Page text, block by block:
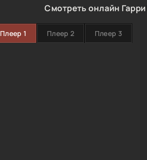
Смотреть онлайн
Плеер 1 Плеер 2 Плеер 3